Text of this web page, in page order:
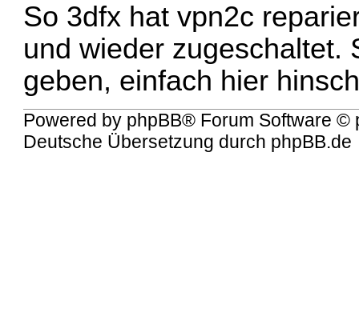
So 3dfx hat vpn2c
und wieder zugeschaltet.
geben, einfach hier
Powered by phpBB® Forum Software ©
Deutsche Übersetzung durch phpBB.de